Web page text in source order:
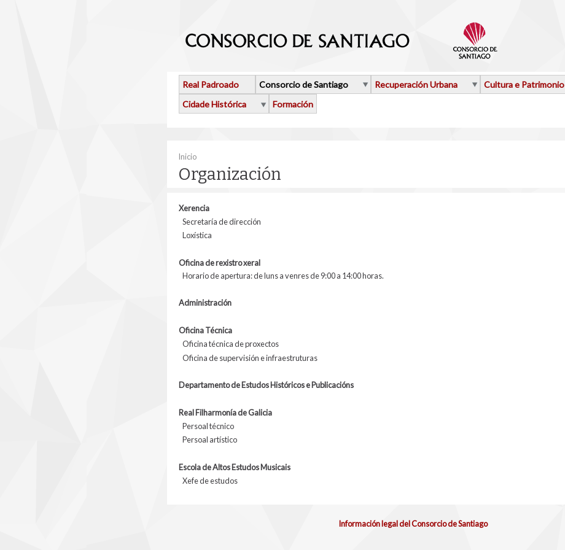
Real Padroado Consorcio de Santiago Recuperación Urbana
Cultura e Patrimonio
Cidade Histórica
Formación
Vostede está aquí
Inicio
Organización
Xerencia
Secretaría de dirección
Loxística
Oficina de rexistro xeral
Horario de apertura: de luns a venres de 9:00 a 14:00 horas.
Administración
Oficina Técnica
Oficina técnica de proxectos
Oficina de supervisión e infraestruturas
Departamento de Estudos Históricos e Publicacións
Real Filharmonía de Galicia
Persoal técnico
Persoal artístico
Escola de Altos Estudos Musicais
Xefe de estudos
Información legal del Consorcio de Santiago